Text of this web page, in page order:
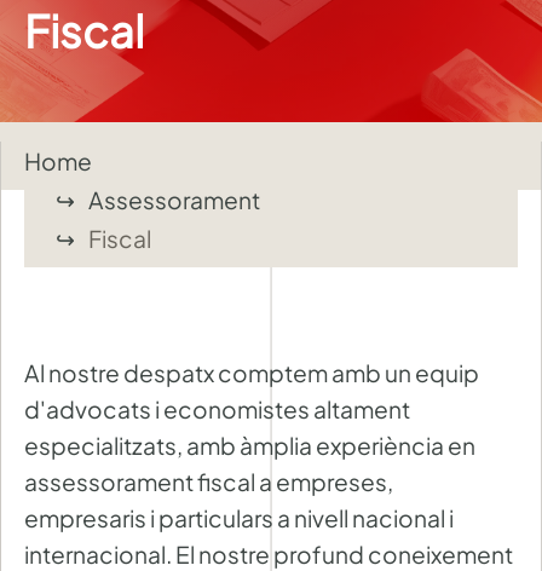
Fiscal
Home
Assessorament
Fiscal
Al nostre despatx comptem amb un equip
d'advocats i economistes altament
especialitzats, amb àmplia experiència en
assessorament fiscal a empreses,
empresaris i particulars a nivell nacional i
internacional. El nostre profund coneixement